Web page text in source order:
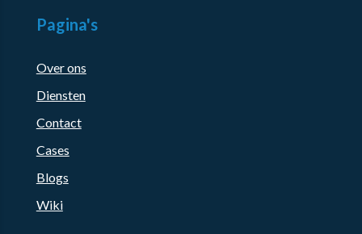
Pagina's
Over ons
Diensten
Contact
Cases
Blogs
Wiki